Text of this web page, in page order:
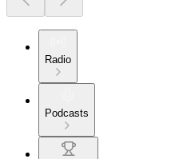
Radio
Podcasts